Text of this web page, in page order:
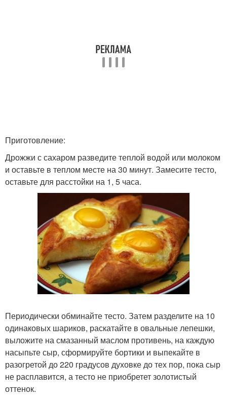
Приготовление:
Дрожжи с сахаром разведите теплой водой или молоком
и оставьте в теплом месте на 30 минут. Замесите тесто,
оставьте для расстойки на 1, 5 часа.
Периодически обминайте тесто. Затем разделите на 10
одинаковых шариков, раскатайте в овальные лепешки,
выложите на смазанный маслом противень, на каждую
насыпьте сыр, сформируйте бортики и выпекайте в
разогретой до 220 градусов духовке до тех пор, пока сыр
не расплавится, а тесто не приобретет золотистый
оттенок.